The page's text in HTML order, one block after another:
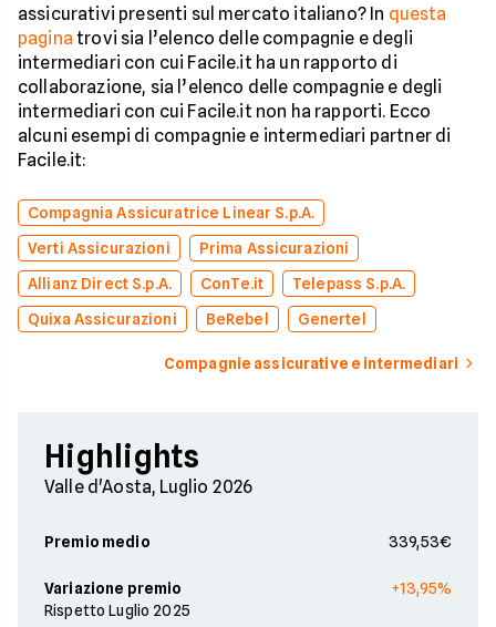
assicurativi presenti sul mercato italiano? In questa
pagina trovi sia l’elenco delle compagnie e degli
intermediari con cui Facile.it ha un rapporto di
collaborazione, sia l’elenco delle compagnie e degli
intermediari con cui Facile.it non ha rapporti. Ecco
alcuni esempi di compagnie e intermediari partner di
Facile.it:
Compagnia Assicuratrice Linear S.p.A.
Verti Assicurazioni
Prima Assicurazioni
Allianz Direct S.p.A.
ConTe.it
Telepass S.p.A.
Quixa Assicurazioni
BeRebel Genertel
Compagnie assicurative e intermediari
Highlights
Valle d'Aosta, Luglio 2026
Premio medio 339,53€
Variazione premio
Rispetto Luglio 2025
+13,95%